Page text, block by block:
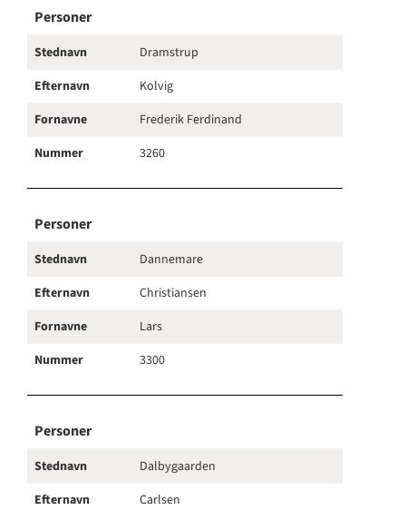
Personer
Stednavn
Dramstrup
Efternavn
Kolvig
Fornavne
Frederik Ferdinand
Nummer
3260
Personer
Stednavn
Dannemare
Efternavn
Christiansen
Fornavne
Lars
Nummer
3300
Personer
Stednavn
Dalbygaarden
Efternavn
Carlsen